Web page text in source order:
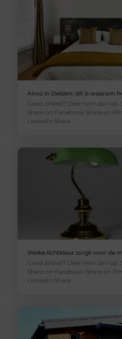
Airco in Delden; dit is waarom
Goed artikel? Deel hem dan op:
Share on Facebook Share on
LinkedIn Share
Welke lichtkleur zorgt voor de
Goed artikel? Deel hem dan op:
Share on Facebook Share on
LinkedIn Share